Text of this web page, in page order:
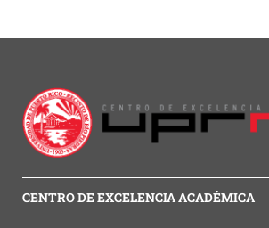
CENTRO DE EXCELENCIA ACADÉMICA